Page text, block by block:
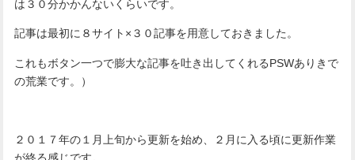
は３０分かかんないくらいです。
記事は最初に８サイト×３０記事を用意しておきました。
これもボタン一つで膨大な記事を吐き出してくれるPSWありきで
の荒業です。）
２０１７年の１月上旬から更新を始め、２月に入る頃に更新作業